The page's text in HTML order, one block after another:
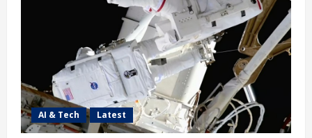
AI & Tech Latest